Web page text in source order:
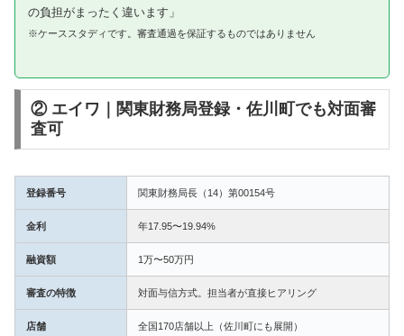
の負担がまったく違います」
※ケーススタディです。審査通過を保証するものではありません
② エイワ｜関東財務局登録・佐川町でも対面審
査可
登録番号 関東財務局長（14）第00154号
金利 年17.95〜19.94%
融資額 1万〜50万円
審査の特徴 対面与信方式。担当者が直接ヒアリング
店舗 全国170店舗以上（佐川町にも展開）